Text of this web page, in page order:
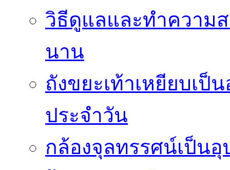
วิธีดูแลและทำความ
นาน
ถังขยะเท้าเหยียบเ
ประจำวัน
กล้องจุลทรรศน์เป็น